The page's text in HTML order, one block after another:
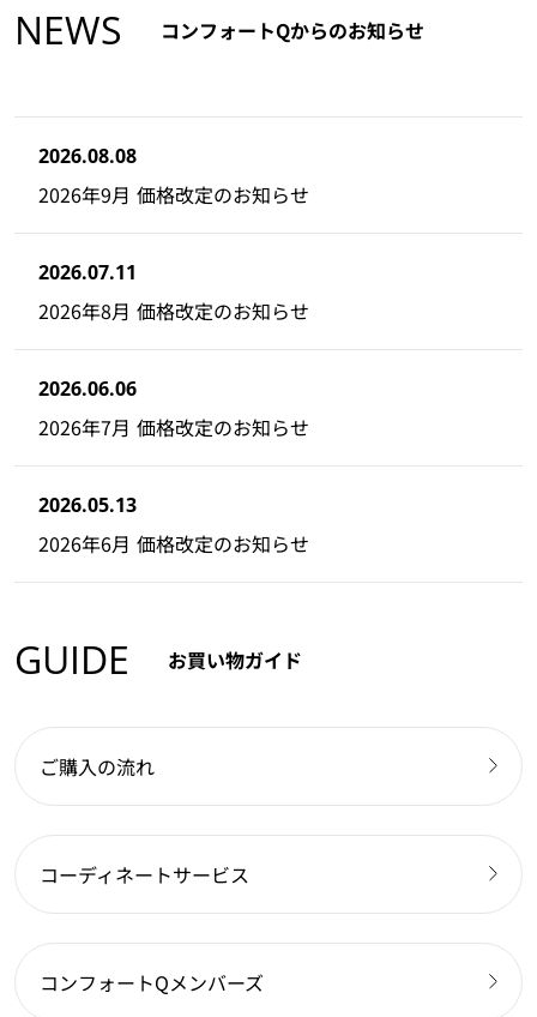
NEWS コンフォートQからのお知らせ
2026.08.08
2026年9月 価格改定のお知らせ
2026.07.11
2026年8月 価格改定のお知らせ
2026.06.06
2026年7月 価格改定のお知らせ
2026.05.13
2026年6月 価格改定のお知らせ
GUIDE お買い物ガイド
ご購入の流れ
コーディネートサービス
コンフォートQメンバーズ